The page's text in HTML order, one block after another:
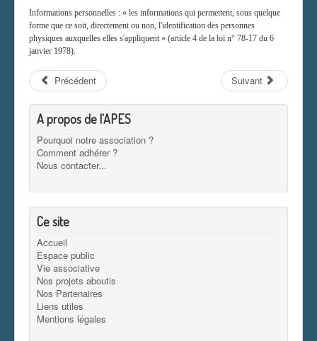
Informations personnelles : « les informations qui permettent, sous quelque
forme que ce soit, directement ou non, l'identification des personnes
physiques auxquelles elles s'appliquent » (article 4 de la loi n° 78-17 du 6
janvier 1978).
Précédent Suivant
A propos de l'APES
Pourquoi notre association ?
Comment adhérer ?
Nous contacter...
Ce site
Accueil
Espace public
Vie associative
Nos projets aboutis
Nos Partenaires
Liens utiles
Mentions légales